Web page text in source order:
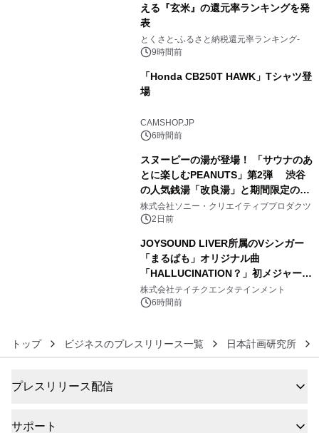
える『玄米』の還元率ランキングを発
表
とくさと-ふるさと納税還元率ランキング-
9時間前
「Honda CB250T HAWK」Tシャツ登
場
CAMSHOP.JP
6時間前
スヌーピーの湯が登場！ 「サウナのあ
とに楽しむPEANUTS」第2弾 渋谷
の人気銭湯「改良湯」と期間限定のコ
ラボレーション サウナイキタイコラ
ボグッズも発売決定！
株式会社ソニー・クリエイティブプロダクツ
2日前
JOYSOUND LIVER所属のVシンガー
「まるぱも」オリジナル曲
「HALLUCINATION？」初メジャー配
信リリース決定！
株式会社テイチクエンタテインメント
6時間前
トップ ビジネスのプレスリリース一覧 日本計画研究所
プレスリリース配信
サポート